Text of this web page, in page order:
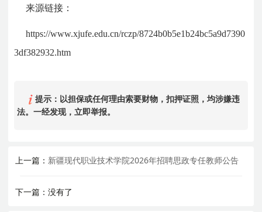
来源链接：
https://www.xjufe.edu.cn/rczp/8724b0b5e1b24bc5a9d7390
3df382932.htm
提示：以担保或任何理由索要财物，扣押证照，均涉嫌违
法。一经发现，立即举报。
上一篇： 新疆现代职业技术学院2026年招聘思政专任教师公告
下一篇：没有了